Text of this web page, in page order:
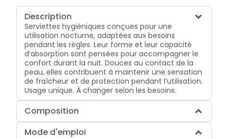
Description
Serviettes hygiéniques conçues pour une
utilisation nocturne, adaptées aux besoins
pendant les règles. Leur forme et leur capacité
d’absorption sont pensées pour accompagner le
confort durant la nuit. Douces au contact de la
peau, elles contribuent à maintenir une sensation
de fraîcheur et de protection pendant l’utilisation.
Usage unique. À changer selon les besoins.
Composition
Mode d'emploi